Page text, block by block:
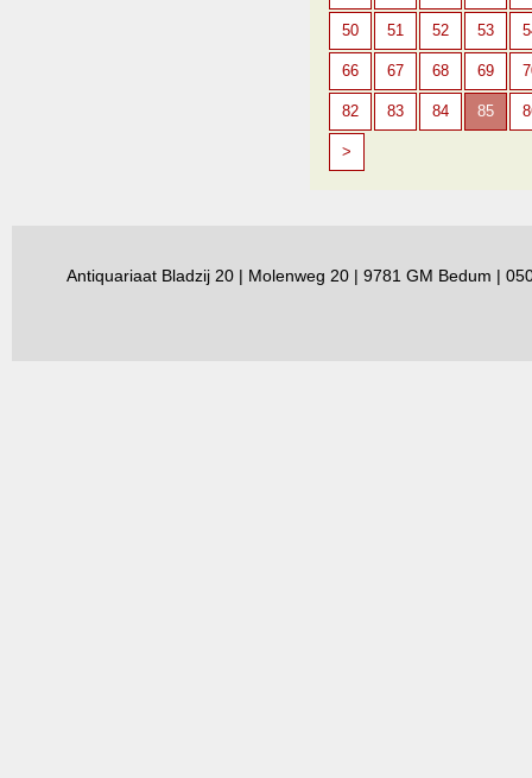
50 51 52 53
66 67 68 69
82 83 84 85
>
Antiquariaat Bladzij 20 | Molenweg 20 | 9781 GM Bedum |